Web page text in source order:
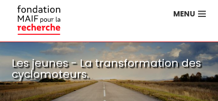
MENU
Les jeunes - La transformation des
cyclomoteurs.